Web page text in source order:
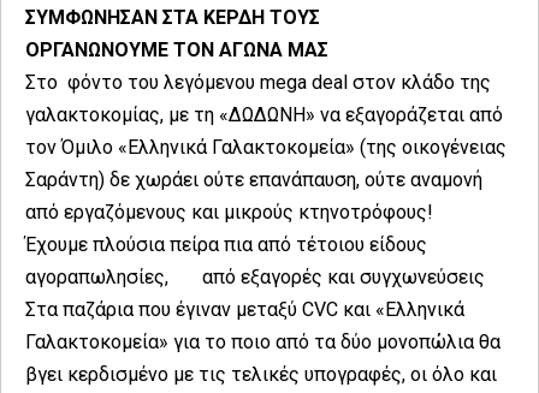
ΣΥΜΦΩΝΗΣΑΝ ΣΤΑ ΚΕΡΔΗ ΤΟΥΣ
ΟΡΓΑΝΩΝΟΥΜΕ ΤΟΝ ΑΓΩΝΑ ΜΑΣ
Στο φόντο του λεγόμενου mega deal στον κλάδο της
γαλακτοκομίας, με τη «ΔΩΔΩΝΗ» να εξαγοράζεται από
τον Όμιλο «Ελληνικά Γαλακτοκομεία» (της οικογένειας
Σαράντη) δε χωράει ούτε επανάπαυση, ούτε αναμονή
από εργαζόμενους και μικρούς κτηνοτρόφους!
Έχουμε πλούσια πείρα πια από τέτοιου είδους
αγοραπωλησίες, από εξαγορές και συγχωνεύσεις
Στα παζάρια που έγιναν μεταξύ CVC και «Ελληνικά
Γαλακτοκομεία» για το ποιο από τα δύο μονοπώλια θα
βγει κερδισμένο με τις τελικές υπογραφές, οι όλο και